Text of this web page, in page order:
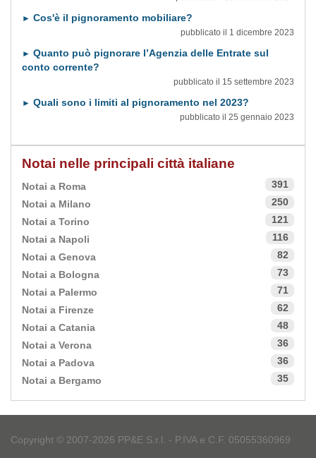
► Cos'è il pignoramento mobiliare?
pubblicato il 1 dicembre 2023
► Quanto può pignorare l’Agenzia delle Entrate sul
conto corrente?
pubblicato il 15 settembre 2023
► Quali sono i limiti al pignoramento nel 2023?
pubblicato il 25 gennaio 2023
Notai nelle principali città italiane
Notai a Roma
391
Notai a Milano
250
Notai a Torino
121
Notai a Napoli
116
Notai a Genova
82
Notai a Bologna
73
Notai a Palermo
71
Notai a Firenze
62
Notai a Catania
48
Notai a Verona
36
Notai a Padova
36
Notai a Bergamo
35
Copyright © 2007-2026 PP&E S.r.l. - P.IVA e C.F. 05055360969